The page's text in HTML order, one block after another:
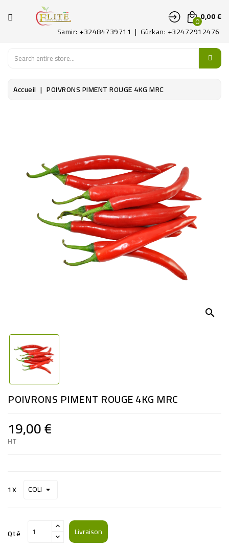
CATÉGORIE
LEGUMES
CONTACTEZ-
00,00 €
Samir: +32484739711 | Gürkan: +32472912476
Accueil POIVRONS PIMENT ROUGE 4KG MRC
search
POIVRONS PIMENT ROUGE 4KG MRC
19,00 €
HT
1X
Qté Livraison